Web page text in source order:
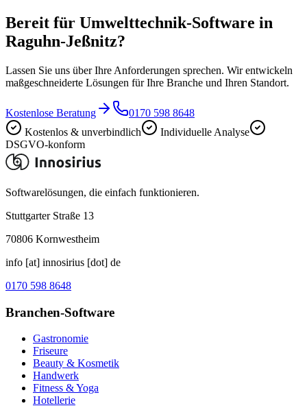
Bereit für Umwelttechnik-Software in
Raguhn-Jeßnitz?
Lassen Sie uns über Ihre Anforderungen sprechen. Wir entwickeln
maßgeschneiderte Lösungen für Ihre Branche und Ihren Standort.
Kostenlose Beratung
0170 598 8648
Kostenlos & unverbindlich
Individuelle Analyse
DSGVO-konform
Softwarelösungen, die einfach funktionieren.
Stuttgarter Straße 13
70806 Kornwestheim
info [at] innosirius [dot] de
0170 598 8648
Branchen-Software
Gastronomie
Friseure
Beauty & Kosmetik
Handwerk
Fitness & Yoga
Hotellerie